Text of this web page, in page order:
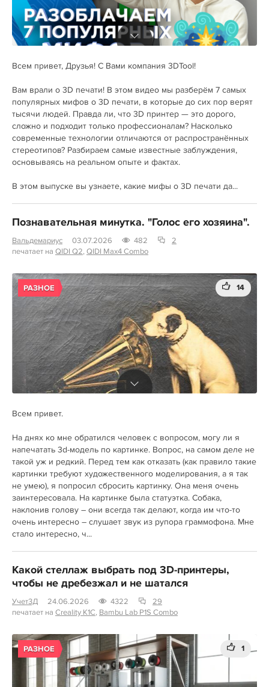
Всем привет, Друзья! С Вами компания 3DTool!
Вам врали о 3D печати! В этом видео мы разберём 7 самых
популярных мифов о 3D печати, в которые до сих пор верят
тысячи людей. Правда ли, что 3D принтер — это дорого,
сложно и подходит только профессионалам? Насколько
современные технологии отличаются от распространённых
стереотипов? Разбираем самые известные заблуждения,
основываясь на реальном опыте и фактах.
В этом выпуске вы узнаете, какие мифы о 3D печати да...
Познавательная минутка. "Голос его хозяина".
Вальдемариус 03.07.2026 482
2
печатает на QIDI Q2, QIDI Max4 Combo
РАЗНОЕ 14
Всем привет.
На днях ко мне обратился человек с вопросом, могу ли я
напечатать 3d-модель по картинке. Вопрос, на самом деле не
такой уж и редкий. Перед тем как отказать (как правило такие
картинки требуют художественного моделирования, а я так
не умею), я попросил сбросить картинку. Она меня очень
заинтересовала. На картинке была статуэтка. Собака,
наклонив голову – они всегда так делают, когда им что-то
очень интересно – слушает звук из рупора граммофона. Мне
стало интересно, ч...
Какой стеллаж выбрать под 3D-принтеры,
чтобы не дребезжал и не шатался
Учет3Д 24.06.2026 4322
29
печатает на Creality K1C, Bambu Lab P1S Combo
РАЗНОЕ 1